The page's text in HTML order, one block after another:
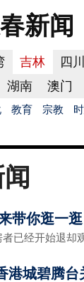
新闻
吉林 四川
湖南 澳门
教育 宗教
带你逛一逛
已经开始退却
城碧腾台